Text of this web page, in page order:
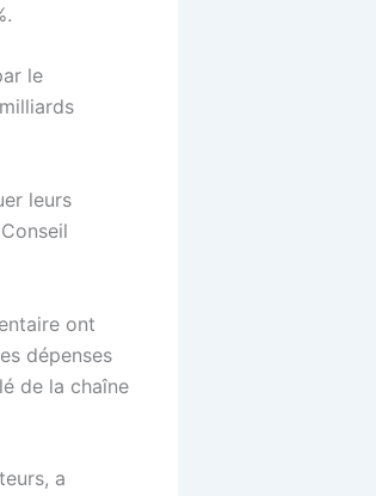
le
leurs
ont
dépenses
de la chaîne
a